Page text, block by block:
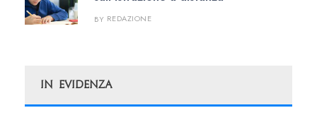
BY REDAZIONE
In Evidenza